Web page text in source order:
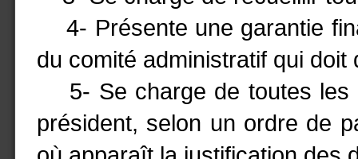
4- Présente une garantie
du comité administratif qui
5- Se charge de toutes les
président, selon un ordre de